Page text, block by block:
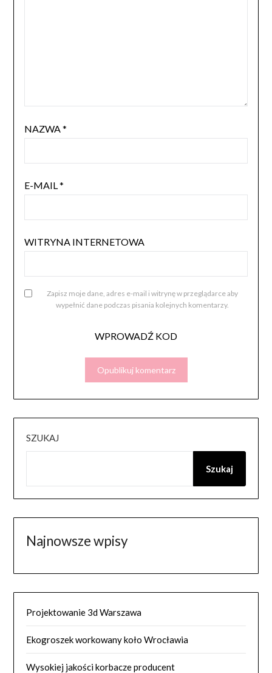
NAZWA*
E-MAIL*
WITRYNA INTERNETOWA
Zapisz moje dane, adres e-mail i witrynę w przeglądarce aby
wypełnić dane podczas pisania kolejnych komentarzy.
WPROWADŹ KOD
SZUKAJ
Szukaj
Najnowsze wpisy
Projektowanie 3d Warszawa
Ekogroszek workowany koło Wrocławia
Wysokiej jakości korbacze producent